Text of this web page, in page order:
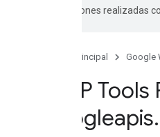
traducciones realizadas
Página principal Google
MCP
googleapis.